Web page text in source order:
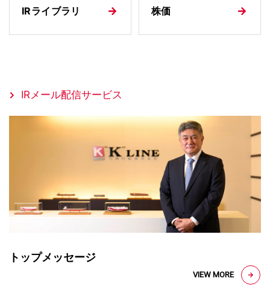
IRライブラリ 株価
IRメール配信サービス
トップメッセージ